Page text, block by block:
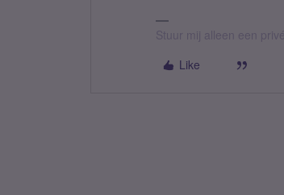
Stuur mij alleen een
Like